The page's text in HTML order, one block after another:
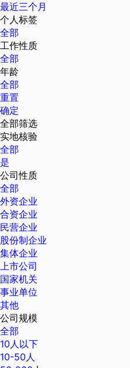
最近三个月
个人标签
全部
工作性质
全部
年龄
全部
重置
确定
全部筛选
实地核验
全部
是
公司性质
全部
外资企业
合资企业
民营企业
股份制企业
集体企业
上市公司
国家机关
事业单位
其他
公司规模
全部
10人以下
10-50人